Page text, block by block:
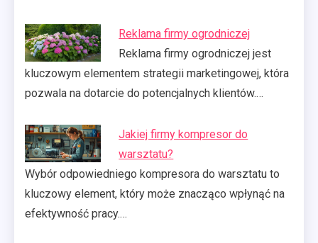
Reklama firmy ogrodniczej
Reklama firmy ogrodniczej jest
kluczowym elementem strategii marketingowej, która
pozwala na dotarcie do potencjalnych klientów.…
Jakiej firmy kompresor do
warsztatu?
Wybór odpowiedniego kompresora do warsztatu to
kluczowy element, który może znacząco wpłynąć na
efektywność pracy.…